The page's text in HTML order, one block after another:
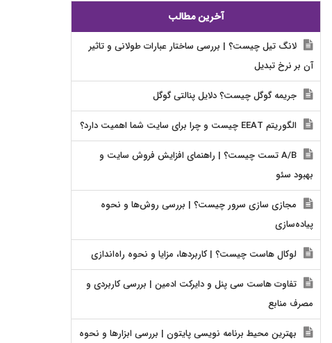
آخرین مطالب
لانگ تیل چیست؟ | بررسی ساختار عبارات طولانی و تاثیر
آن بر نرخ تبدیل
جریمه گوگل چیست؟ دلایل پنالتی گوگل
الگوریتم EEAT چیست و چرا برای سایت شما اهمیت دارد؟
A/B تست چیست؟ | راهنمای افزایش فروش سایت و
بهبود سئو
مجازی سازی سرور چیست؟ | بررسی روش‌ها و نحوه
پیاده‌سازی
لوکال هاست چیست؟ | کاربردها، مزایا و نحوه راه‌اندازی
تفاوت هاست سی پنل و دایرکت ادمین | بررسی کاربردی و
مصرف منابع
بهترین محیط برنامه نویسی پایتون | بررسی ابزارها و نحوه